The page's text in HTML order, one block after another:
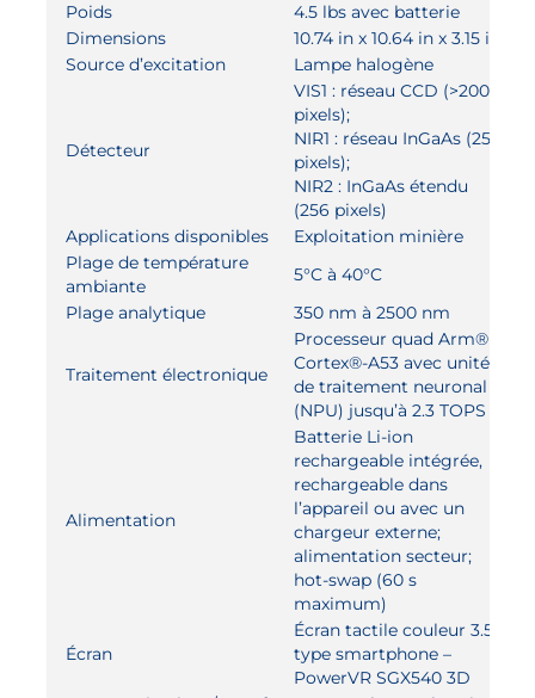
Poids
4.5 lbs avec batterie
Dimensions
10.74 in x 10.64 in x 3.15 in
Source d’excitation
Lampe halogène
Détecteur
VIS1 : réseau CCD (>2000
pixels);
NIR1 : réseau InGaAs (256
pixels);
NIR2 : InGaAs étendu
(256 pixels)
Applications disponibles
Exploitation minière
Plage de température
ambiante
5°C à 40°C
Plage analytique
350 nm à 2500 nm
Traitement électronique
Processeur quad Arm®
Cortex®-A53 avec unité
de traitement neuronal
(NPU) jusqu’à 2.3 TOPS
Alimentation
Batterie Li-ion
rechargeable intégrée,
rechargeable dans
l’appareil ou avec un
chargeur externe;
alimentation secteur;
hot-swap (60 s
maximum)
Écran
Écran tactile couleur 3.5”
type smartphone –
PowerVR SGX540 3D